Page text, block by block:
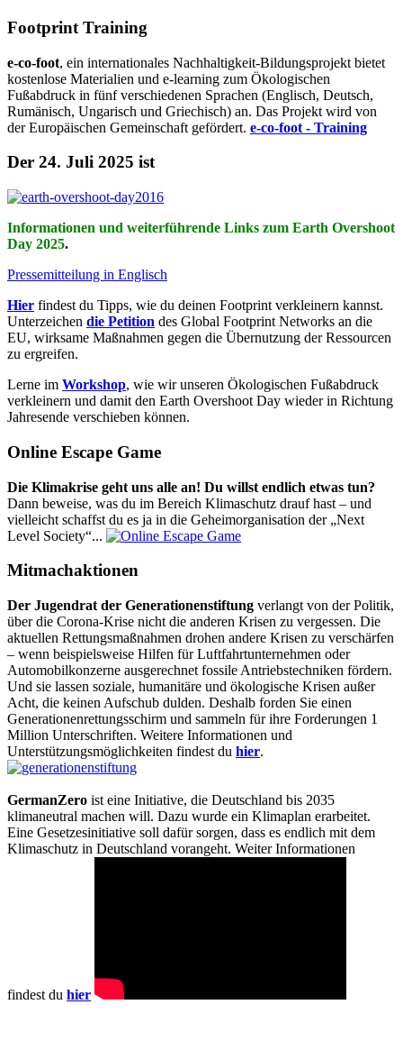
Footprint Training
e-co-foot, ein internationales Nachhaltigkeit-Bildungsprojekt bietet
kostenlose Materialien und e-learning zum Ökologischen
Fußabdruck in fünf verschiedenen Sprachen (Englisch, Deutsch,
Rumänisch, Ungarisch und Griechisch) an. Das Projekt wird von
der Europäischen Gemeinschaft gefördert. e-co-foot - Training
Der 24. Juli 2025 ist
Informationen und weiterführende Links zum Earth Overshoot
Day 2025.
Pressemitteilung in Englisch
Hier findest du Tipps, wie du deinen Footprint verkleinern kannst.
Unterzeichen die Petition des Global Footprint Networks an die
EU, wirksame Maßnahmen gegen die Übernutzung der Ressourcen
zu ergreifen.
Lerne im Workshop, wie wir unseren Ökologischen Fußabdruck
verkleinern und damit den Earth Overshoot Day wieder in Richtung
Jahresende verschieben können.
Online Escape Game
Die Klimakrise geht uns alle an! Du willst endlich etwas tun?
Dann beweise, was du im Bereich Klimaschutz drauf hast – und
vielleicht schaffst du es ja in die Geheimorganisation der „Next
Level Society“...
Mitmachaktionen
Der Jugendrat der Generationenstiftung verlangt von der Politik,
über die Corona-Krise nicht die anderen Krisen zu vergessen. Die
aktuellen Rettungsmaßnahmen drohen andere Krisen zu verschärfen
– wenn beispielsweise Hilfen für Luftfahrtunternehmen oder
Automobilkonzerne ausgerechnet fossile Antriebstechniken fördern.
Und sie lassen soziale, humanitäre und ökologische Krisen außer
Acht, die keinen Aufschub dulden. Deshalb forden Sie einen
Generationenrettungsschirm und sammeln für ihre Forderungen 1
Million Unterschriften. Weitere Informationen und
Unterstützungsmöglichkeiten findest du hier.
GermanZero ist eine Initiative, die Deutschland bis 2035
klimaneutral machen will. Dazu wurde ein Klimaplan erarbeitet.
Eine Gesetzesinitiative soll dafür sorgen, dass es endlich mit dem
Klimaschutz in Deutschland vorangeht. Weiter Informationen
findest du hier